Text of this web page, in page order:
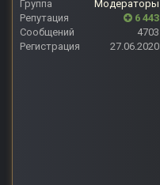
Группа
Модераторы
Репутация
6 443
Сообщений
4703
Регистрация
27.06.2020